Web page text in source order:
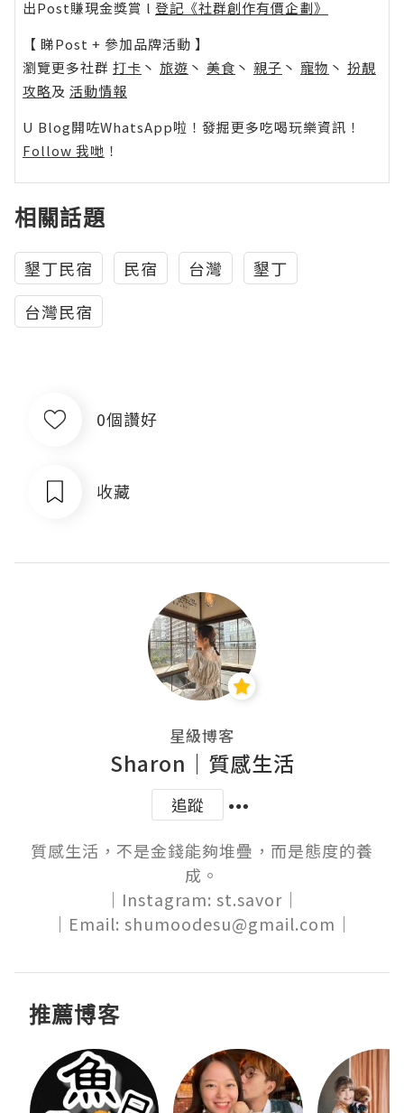
出Post賺現金獎賞 l 登記《社群創作有價企劃》
【 睇Post + 參加品牌活動 】
瀏覽更多社群 打卡 丶 旅遊 丶 美食 丶 親子 丶 寵物 丶 扮靚
攻略及 活動情報
U Blog開咗WhatsApp啦！發掘更多吃喝玩樂資訊！
Follow 我哋 ！
相關話題
墾丁民宿 民宿 台灣
墾丁
台灣民宿
0個讚好
收藏
星級博客
Sharon｜質感生活
追蹤
質感生活，不是金錢能夠堆疊，而是態度的養
成。
｜Instagram: st.savor｜
｜Email: shumoodesu@gmail.com｜
推薦博客